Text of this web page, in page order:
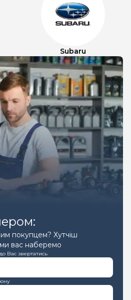
Subaru
покупцем? Хутчіш
вас наберемо
Вас звертатись